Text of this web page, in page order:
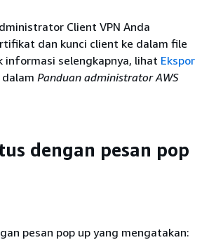
Client VPN Anda
dan kunci client ke dalam file
informasi selengkapnya, lihat Ekspor
dalam Panduan administrator AWS
dengan pesan pop
pesan pop up yang mengatakan: